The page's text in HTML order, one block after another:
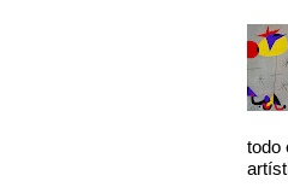
todo